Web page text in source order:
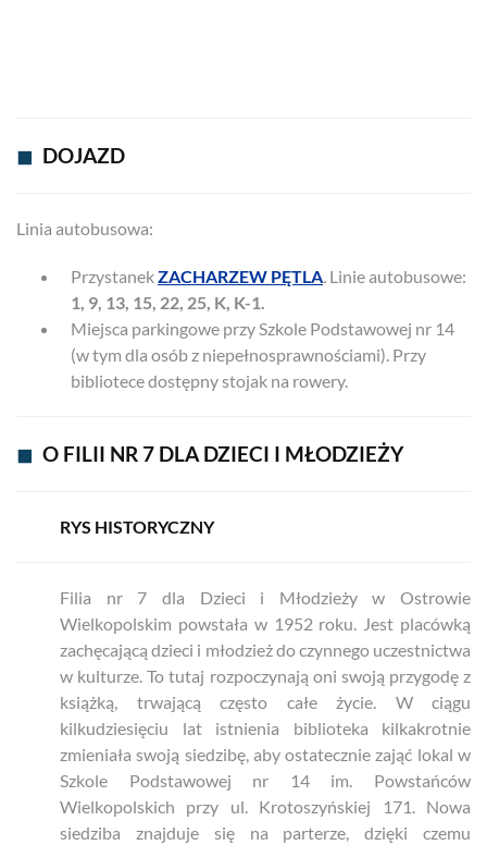
◼ DOJAZD
Linia autobusowa:
PrzystanekZACHARZEW PĘTLA. Linie autobusowe:
1, 9, 13, 15, 22, 25, K, K-1.
Miejsca parkingowe przy Szkole Podstawowej nr 14
(w tym dla osób z niepełnosprawnościami). Przy
bibliotece dostępny stojak na rowery.
◼ O FILII NR 7 DLA DZIECI I MŁODZIEŻY
RYS HISTORYCZNY
Filia nr 7 dla Dzieci i Młodzieży w Ostrowie
Wielkopolskim powstała w 1952 roku. Jest placówką
zachęcającą dzieci i młodzież do czynnego uczestnictwa
w kulturze. To tutaj rozpoczynają oni swoją przygodę z
książką, trwającą często całe życie. W ciągu
kilkudziesięciu lat istnienia biblioteka kilkakrotnie
zmieniała swoją siedzibę, aby ostatecznie zająć lokal w
Szkole Podstawowej nr 14 im. Powstańców
Wielkopolskich przy ul. Krotoszyńskiej 171. Nowa
siedziba znajduje się na parterze, dzięki czemu